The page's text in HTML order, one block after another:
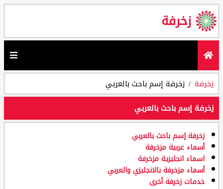
زخرفة
زخرفة
زخرفة إسم باحث بالعربي
زخرفة إسم باحث بالعربي
زخرفة إسم باحث بالعربي
أسماء عربية مزخرفة
اسماء انجليزية مزخرفة
أسماء مزخرفة بالانجليزي والعربي
خدمات زخرفة أخرى